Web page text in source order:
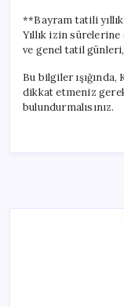
**Bayram tatili
Yıllık izin
ve genel tatil
Bu bilgiler
dikkat etmeniz
bulundurmalısınız.